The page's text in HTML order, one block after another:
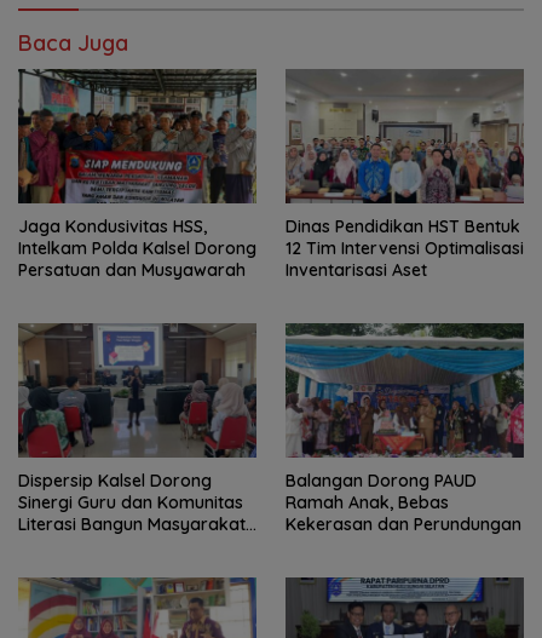
Baca Juga
Jaga Kondusivitas HSS,
Intelkam Polda Kalsel Dorong
Persatuan dan Musyawarah
Dinas Pendidikan HST Bentuk
12 Tim Intervensi Optimalisasi
Inventarisasi Aset
Dispersip Kalsel Dorong
Sinergi Guru dan Komunitas
Literasi Bangun Masyarakat
Balangan Dorong PAUD
Ramah Anak, Bebas
Kekerasan dan Perundungan